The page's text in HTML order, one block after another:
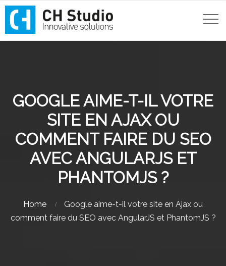
GOOGLE AIME-T-IL VOTRE
SITE EN AJAX OU
COMMENT FAIRE DU SEO
AVEC ANGULARJS ET
PHANTOMJS ?
Home
Google aime-t-il votre site en Ajax ou
comment faire du SEO avec AngularJS et PhantomJS ?